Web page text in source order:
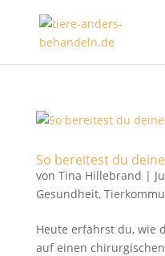
So bereitest du
von Tina Hillebrand |
Gesundheit,
Heute erfährst du, wie
auf einen